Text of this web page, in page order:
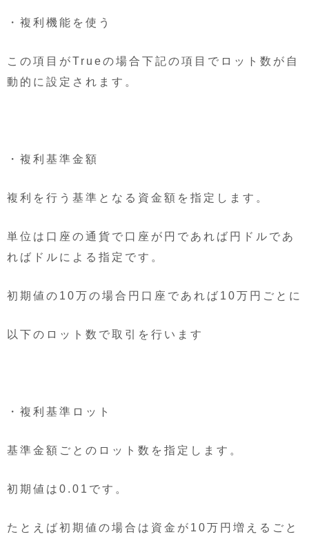
・複利機能を使う
この項目がTrueの場合下記の項目でロット数が自
動的に設定されます。
・複利基準金額
複利を行う基準となる資金額を指定します。
単位は口座の通貨で口座が円であれば円ドルであ
ればドルによる指定です。
初期値の10万の場合円口座であれば10万円ごとに
以下のロット数で取引を行います
・複利基準ロット
基準金額ごとのロット数を指定します。
初期値は0.01です。
たとえば初期値の場合は資金が10万円増えるごと